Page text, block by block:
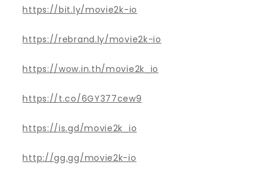
https://bit.ly/movie2k-io
https://rebrand.ly/movie2k-io
https://wow.in.th/movie2k_io
https://t.co/6GY377cew9
https://is.gd/movie2k_io
http://gg.gg/movie2k-io